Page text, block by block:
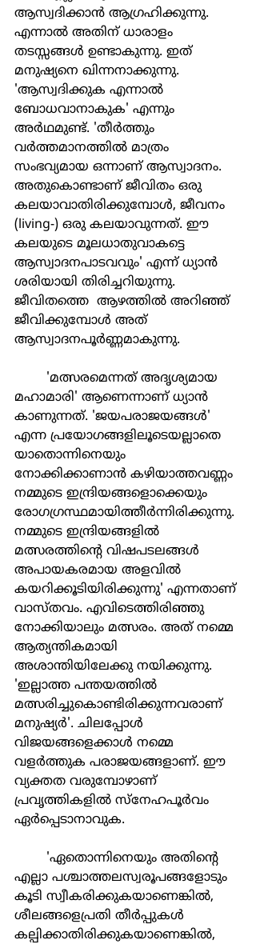
ആസ്വദിക്കാന്‍ ആഗ്രഹിക്കുന്നു.
എന്നാല്‍ അതിന് ധാരാളം
തടസ്സങ്ങള്‍ ഉണ്ടാകുന്നു. ഇത്
മനുഷ്യനെ ഖിന്നനാക്കുന്നു.
'ആസ്വദിക്കുക എന്നാല്‍
ബോധവാനാകുക' എന്നും
അര്‍ഥമുണ്ട്. 'തീര്‍ത്തും
വര്‍ത്തമാനത്തില്‍ മാത്രം
സംഭവ്യമായ ഒന്നാണ് ആസ്വാദനം.
അതുകൊണ്ടാണ് ജീവിതം ഒരു
കലയാവാതിരിക്കുമ്പോള്‍, ജീവനം
(living‑) ഒരു കലയാവുന്നത്. ഈ
കലയുടെ മൂലധാതുവാകട്ടെ
ആസ്വാദനപാടവവും' എന്ന് ധ്യാന്‍
ശരിയായി തിരിച്ചറിയുന്നു.
ജീവിതത്തെ  ആഴത്തില്‍ അറിഞ്ഞ്
ജീവിക്കുമ്പോള്‍ അത്
ആസ്വാദനപൂര്‍ണ്ണമാകുന്നു.
മഹാമാരി' ആണെന്നാണ് ധ്യാന്‍
കാണുന്നത്. 'ജയപരാജയങ്ങള്‍'
എന്ന പ്രയോഗങ്ങളിലൂടെയല്ലാതെ
യാതൊന്നിനെയും
നോക്കിക്കാണാന്‍ കഴിയാത്തവണ്ണം
നമ്മുടെ ഇന്ദ്രിയങ്ങളൊക്കെയും
രോഗഗ്രസ്ഥമായിത്തീര്‍ന്നിരിക്കുന്നു.
നമ്മുടെ ഇന്ദ്രിയങ്ങളില്‍
മത്സരത്തിന്‍റെ വിഷപടലങ്ങള്‍
അപായകരമായ അളവില്‍
കയറിക്കൂടിയിരിക്കുന്നു' എന്നതാണ്
വാസ്തവം. എവിടെത്തിരിഞ്ഞു
നോക്കിയാലും മത്സരം. അത് നമ്മെ
ആത്യന്തികമായി
അശാന്തിയിലേക്കു നയിക്കുന്നു.
'ഇല്ലാത്ത പന്തയത്തില്‍
മത്സരിച്ചുകൊണ്ടിരിക്കുന്നവരാണ്
മനുഷ്യര്‍'. ചിലപ്പോള്‍
വിജയങ്ങളെക്കാള്‍ നമ്മെ
വളര്‍ത്തുക പരാജയങ്ങളാണ്. ഈ
വ്യക്തത വരുമ്പോഴാണ്
പ്രവൃത്തികളില്‍ സ്നേഹപൂര്‍വം
ഏര്‍പ്പെടാനാവുക.
എല്ലാ പശ്ചാത്തലസ്വരൂപങ്ങളോടും
കൂടി സ്വീകരിക്കുകയാണെങ്കില്‍,
ശീലങ്ങളെപ്രതി തീര്‍പ്പുകള്‍
കല്പിക്കാതിരിക്കുകയാണെങ്കില്‍,